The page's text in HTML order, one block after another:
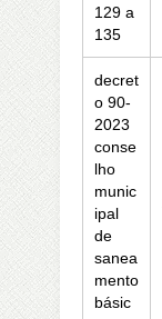
129 a
135
decret
o 90-
2023
conse
lho
munic
ipal
de
sanea
mento
básic